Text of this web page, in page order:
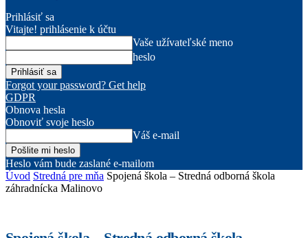
Prihlásiť sa
Vitajte! prihlásenie k účtu
Vaše užívateľské meno
heslo
Forgot your password? Get help
GDPR
Obnova hesla
Obnoviť svoje heslo
Váš e-mail
Heslo vám bude zaslané e-mailom
Úvod Stredná pre mňa Spojená škola – Stredná odborná škola
záhradnícka Malinovo